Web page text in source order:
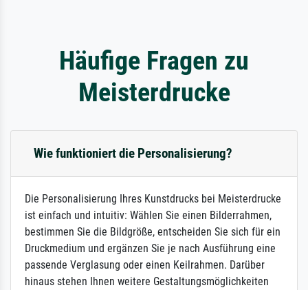
Häufige Fragen zu
Meisterdrucke
Wie funktioniert die Personalisierung?
Die Personalisierung Ihres Kunstdrucks bei Meisterdrucke
ist einfach und intuitiv: Wählen Sie einen Bilderrahmen,
bestimmen Sie die Bildgröße, entscheiden Sie sich für ein
Druckmedium und ergänzen Sie je nach Ausführung eine
passende Verglasung oder einen Keilrahmen. Darüber
hinaus stehen Ihnen weitere Gestaltungsmöglichkeiten